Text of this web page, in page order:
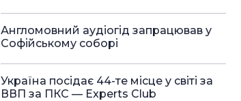
Англомовний аудіогід запрацював у
Софійському соборі
Україна посідає 44-те місце у світі за
ВВП за ПКС — Experts Club